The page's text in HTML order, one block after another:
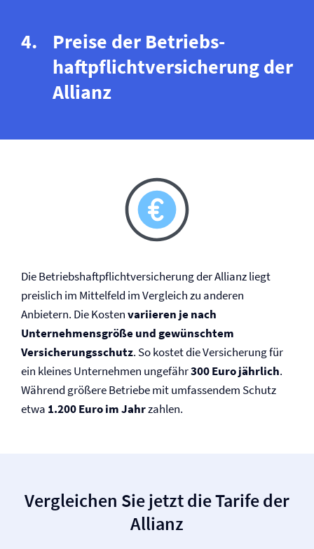
Preise der Betriebs­
haftpflicht­versicherung der
Allianz
Die Betriebs­haftpflicht­versicherung der Allianz liegt
preislich im Mittelfeld im Vergleich zu anderen
Anbietern. Die Kostenvariieren je nach
Unternehmensgröße und gewünschtem
Versicherungsschutz. So kostet die Versicherung für
ein kleines Unternehmen ungefähr300 Euro jährlich.
Während größere Betriebe mit umfassendem Schutz
etwa 1.200 Euro im Jahrzahlen.
Vergleichen Sie jetzt die Tarife der
Allianz